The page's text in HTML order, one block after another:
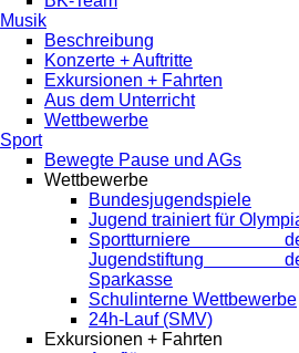
Musik
Beschreibung
Konzerte + Auftritte
Exkursionen + Fahrten
Aus dem Unterricht
Wettbewerbe
Sport
Bewegte Pause und AGs
Wettbewerbe
Bundesjugendspiele
Jugend trainiert für
Sportturniere
Jugendstiftung
Sparkasse
Schulinterne Wettbewerbe
24h-Lauf (SMV)
Exkursionen + Fahrten